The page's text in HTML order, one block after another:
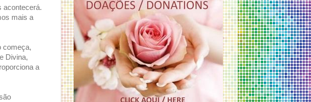
acontecerá.
mais a
começa,
Divina,
a